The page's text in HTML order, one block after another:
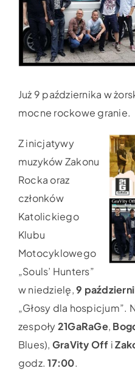
Już 9 października w
mocne rockowe granie.
Z inicjatywy
muzyków Zakonu
Rocka oraz
członków
Katolickiego
Klubu
Motocyklowego
„Souls’ Hunters”
w niedzielę,9
„Głosy dla hospicjum”.
zespoły21GaRaGe,
Blues), GraVity Off i
godz.17:00.